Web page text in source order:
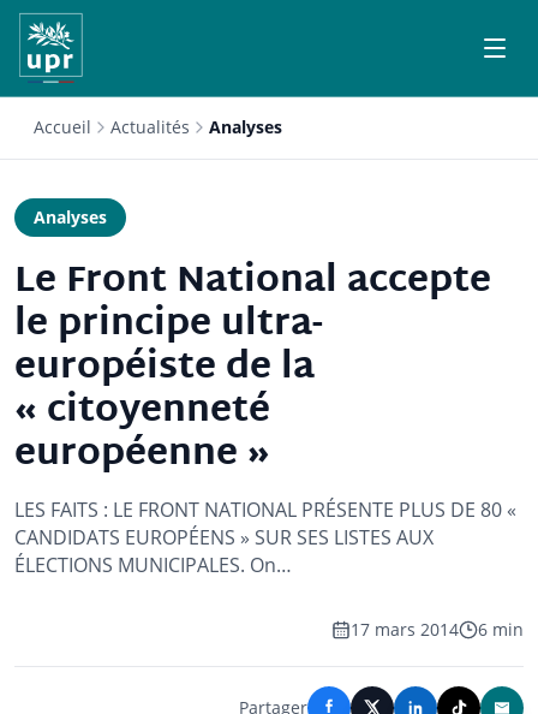
Accueil Actualités Analyses
Analyses
Le Front National accepte
le principe ultra-
européiste de la
« citoyenneté
européenne »
LES FAITS : LE FRONT NATIONAL PRÉSENTE PLUS DE 80 «
CANDIDATS EUROPÉENS » SUR SES LISTES AUX
ÉLECTIONS MUNICIPALES. On…
17 mars 2014 6 min
Partager